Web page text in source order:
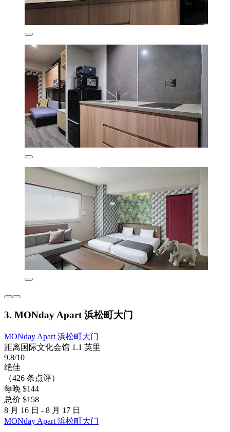
3. MONday Apart 浜松町大门
MONday Apart 浜松町大门
距离国际文化会馆 1.1 英里
9.8/10
绝佳
（426 条点评）
每晚 $144
总价 $158
8 月 16 日 - 8 月 17 日
MONday Apart 浜松町大门